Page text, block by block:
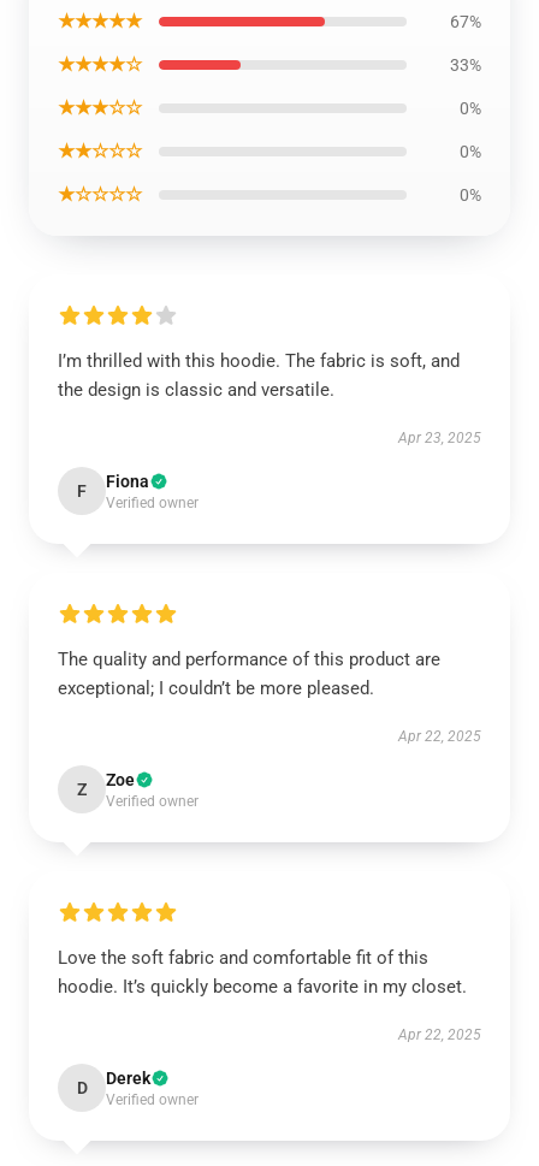
★★★★★ 67%
★★★★☆ 33%
★★★☆☆ 0%
★★☆☆☆ 0%
★☆☆☆☆ 0%
I’m thrilled with this hoodie. The fabric is soft, and
the design is classic and versatile.
Apr 23, 2025
F Fiona
Verified owner
The quality and performance of this product are
exceptional; I couldn’t be more pleased.
Apr 22, 2025
Z Zoe
Verified owner
Love the soft fabric and comfortable fit of this
hoodie. It’s quickly become a favorite in my closet.
Apr 22, 2025
D Derek
Verified owner